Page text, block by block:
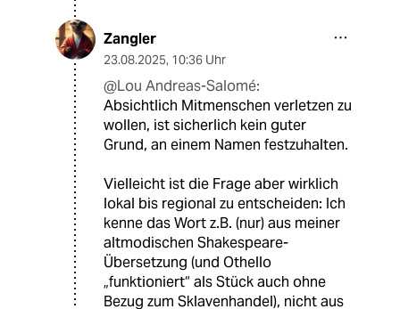
Zangler
23.08.2025, 10:36 Uhr
@Lou Andreas-Salomé:
Absichtlich Mitmenschen verletzen zu
wollen, ist sicherlich kein guter
Grund, an einem Namen festzuhalten.
Vielleicht ist die Frage aber wirklich
lokal bis regional zu entscheiden: Ich
kenne das Wort z.B. (nur) aus meiner
altmodischen Shakespeare-
Übersetzung (und Othello
„funktioniert“ als Stück auch ohne
Bezug zum Sklavenhandel), nicht aus